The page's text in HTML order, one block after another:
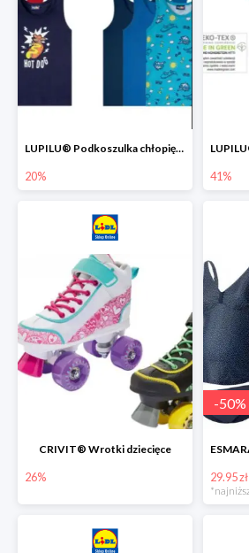
LUPILU® Podkoszulka chłopięca z bawełny -20%
20% 41%
CRIVIT® Wrotki dziecięce
26%
-50%
29.95 zł